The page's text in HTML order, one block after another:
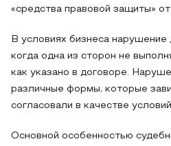
«средства правовой защиты»
В условиях бизнеса нарушение
когда одна из сторон не
как указано в договоре.
различные формы, которые
согласовали в качестве
Основной особенностью